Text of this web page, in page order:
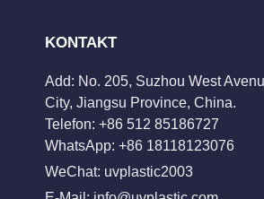
KONTAKT
Add: No. 205, Suzhou West
City, Jiangsu Province, China.
Telefon: +86 512 85186727
WhatsApp: +86 18118123076
WeChat: uvplastic2003